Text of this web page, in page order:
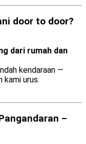
door to door?
dari rumah dan
kendaraan —
kami urus.
–